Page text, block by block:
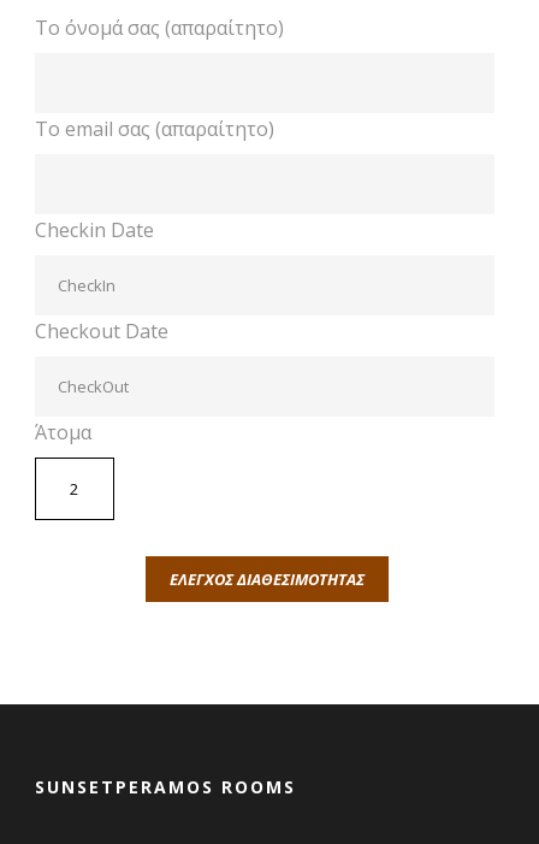
Το όνομά σας (απαραίτητο)
Το email σας (απαραίτητο)
Checkin Date
Checkout Date
Άτομα
SUNSETPERAMOS ROOMS